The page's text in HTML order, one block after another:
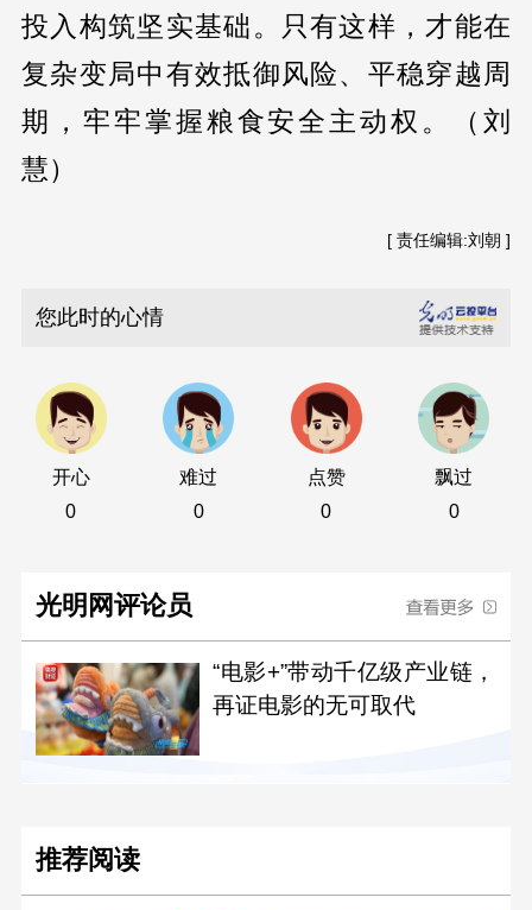
投入构筑坚实基础。只有这样，才能在
复杂变局中有效抵御风险、平稳穿越周
期，牢牢掌握粮食安全主动权。（刘
慧）
[ 责任编辑:刘朝 ]
您此时的心情
开心
0
难过
0
点赞
0
飘过
0
光明网评论员
“电影+”带动千亿级产业链，
再证电影的无可取代
推荐阅读